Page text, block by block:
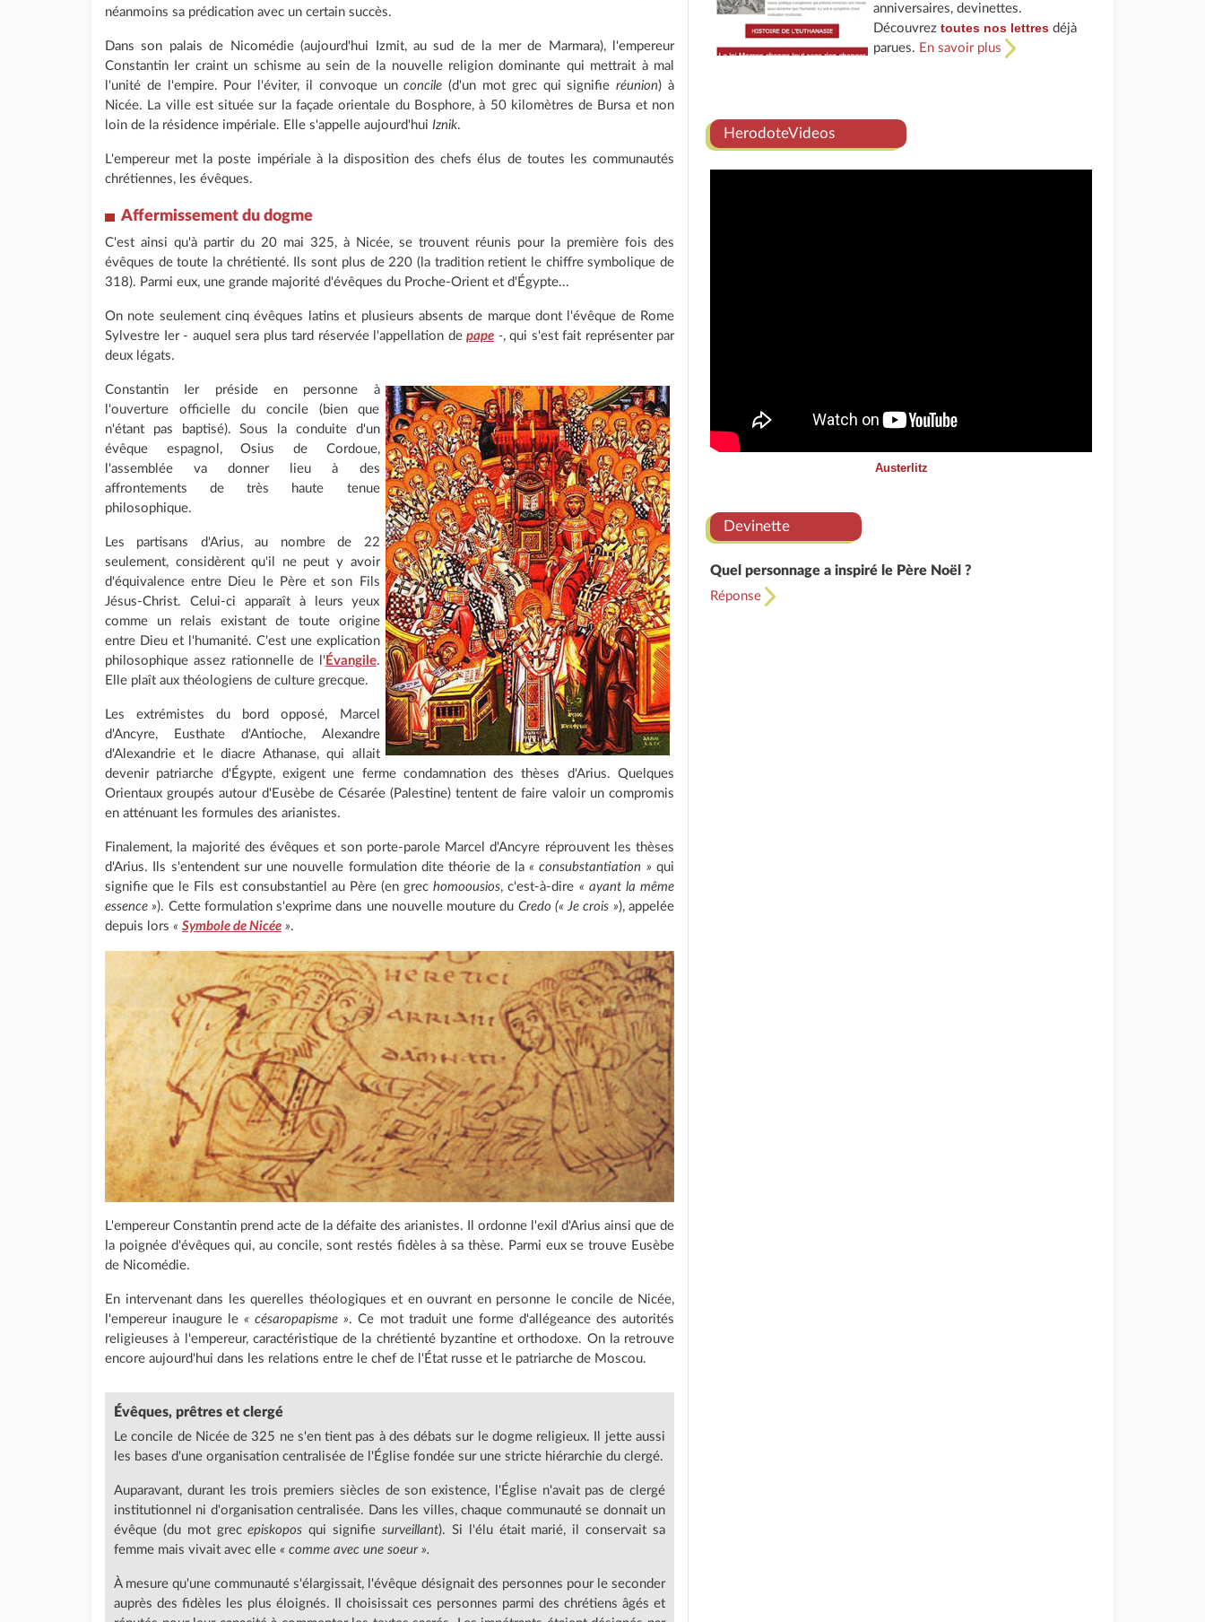
néanmoins sa prédication avec un certain succès.
Dans son palais de Nicomédie (aujourd'hui Izmit, au sud de la mer de Marmara), l'empereur
Constantin Ier craint un schisme au sein de la nouvelle religion dominante qui mettrait à mal
l'unité de l'empire. Pour l'éviter, il convoque unconcile (d'un mot grec qui signifieréunion) à
Nicée. La ville est située sur la façade orientale du Bosphore, à 50 kilomètres de Bursa et non
loin de la résidence impériale. Elle s'appelle aujourd'hui Iznik.
L'empereur met la poste impériale à la disposition des chefs élus de toutes les communautés
chrétiennes, les évêques.
Affermissement du dogme
C'est ainsi qu'à partir du 20 mai 325, à Nicée, se trouvent réunis pour la première fois des
évêques de toute la chrétienté. Ils sont plus de 220 (la tradition retient le chiffre symbolique de
318). Parmi eux, une grande majorité d'évêques du Proche-Orient et d'Égypte...
On note seulement cinq évêques latins et plusieurs absents de marque dont l'évêque de Rome
Sylvestre Ier - auquel sera plus tard réservée l'appellation de pape -, qui s'est fait représenter par
deux légats.
Constantin Ier préside en personne à
l'ouverture officielle du concile (bien que
n'étant pas baptisé). Sous la conduite d'un
évêque espagnol, Osius de Cordoue,
l'assemblée va donner lieu à des
affrontements de très haute tenue
philosophique.
Les partisans d'Arius, au nombre de 22
seulement, considèrent qu'il ne peut y avoir
d'équivalence entre Dieu le Père et son Fils
Jésus-Christ. Celui-ci apparaît à leurs yeux
comme un relais existant de toute origine
entre Dieu et l'humanité. C'est une explication
philosophique assez rationnelle de l'Évangile.
Elle plaît aux théologiens de culture grecque.
Les extrémistes du bord opposé, Marcel
d'Ancyre, Eusthate d'Antioche, Alexandre
d'Alexandrie et le diacre Athanase, qui allait
devenir patriarche d'Égypte, exigent une ferme condamnation des thèses d'Arius. Quelques
Orientaux groupés autour d'Eusèbe de Césarée (Palestine) tentent de faire valoir un compromis
en atténuant les formules des arianistes.
Finalement, la majorité des évêques et son porte-parole Marcel d'Ancyre réprouvent les thèses
d'Arius. Ils s'entendent sur une nouvelle formulation dite théorie de la« consubstantiation » qui
signifie que le Fils est consubstantiel au Père (en grechomoousios, c'est-à-dire « ayant la même
essence »). Cette formulation s'exprime dans une nouvelle mouture du Credo (« Je crois »), appelée
depuis lors « Symbole de Nicée ».
L'empereur Constantin prend acte de la défaite des arianistes. Il ordonne l'exil d'Arius ainsi que de
la poignée d'évêques qui, au concile, sont restés fidèles à sa thèse. Parmi eux se trouve Eusèbe
de Nicomédie.
En intervenant dans les querelles théologiques et en ouvrant en personne le concile de Nicée,
l'empereur inaugure le« césaropapisme ». Ce mot traduit une forme d'allégeance des autorités
religieuses à l'empereur, caractéristique de la chrétienté byzantine et orthodoxe. On la retrouve
encore aujourd'hui dans les relations entre le chef de l'État russe et le patriarche de Moscou.
Évêques, prêtres et clergé
Le concile de Nicée de 325 ne s'en tient pas à des débats sur le dogme religieux. Il jette aussi
les bases d'une organisation centralisée de l'Église fondée sur une stricte hiérarchie du clergé.
Auparavant, durant les trois premiers siècles de son existence, l'Église n'avait pas de clergé
institutionnel ni d'organisation centralisée. Dans les villes, chaque communauté se donnait un
évêque (du mot grecepiskopos qui signifiesurveillant). Si l'élu était marié, il conservait sa
femme mais vivait avec elle « comme avec une soeur ».
À mesure qu'une communauté s'élargissait, l'évêque désignait des personnes pour le seconder
auprès des fidèles les plus éloignés. Il choisissait ces personnes parmi des chrétiens âgés et
anniversaires, devinettes.
Découvreztoutes nos lettres déjà
parues. En savoir plus
HerodoteVideos
Austerlitz
Devinette
Quel personnage a inspiré le Père Noël ?
Réponse